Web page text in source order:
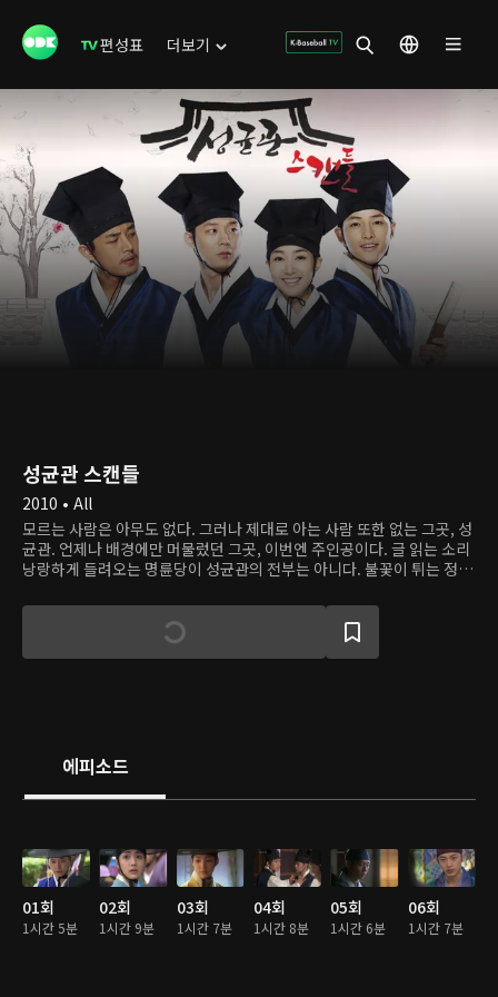
편성표 더보기
성균관 스캔들
2010 • All
모르는 사람은 아무도 없다. 그러나 제대로 아는 사람 또한 없는 그곳, 성
균관. 언제나 배경에만 머물렀던 그곳, 이번엔 주인공이다. 글 읽는 소리
낭랑하게 들려오는 명륜당이 성균관의 전부는 아니다. 불꽃이 튀는 정치
고 범인을 잡고자 숨 막히는 추격전이 벌어지는 땀내나는 곳이다. 무엇보
다 모든 금기를 넘어 벗과 사랑 앞에 당당하고자 했던 탐 날만큼 싱그러
운 젊음이 넘실대는 그곳, 성균관. 500년 역사를 자랑하는 국학, 성균관
에 들어와 선준, 재신, 용하를 만나 성균(成均馆 조화를 이루어 어우러
짐) 이 되는 이야기.
에피소드
01회
1시간 5분
02회
1시간 9분
03회
1시간 7분
04회
1시간 8분
05회
1시간 6분
06회
1시간 7분